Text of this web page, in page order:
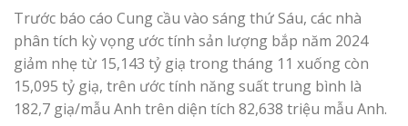
Trước báo cáo Cung cầu vào sáng thứ Sáu, các nhà
phân tích kỳ vọng ước tính sản lượng bắp năm 2024
giảm nhẹ từ 15,143 tỷ giạ trong tháng 11 xuống còn
15,095 tỷ giạ, trên ước tính năng suất trung bình là
182,7 giạ/mẫu Anh trên diện tích 82,638 triệu mẫu Anh.